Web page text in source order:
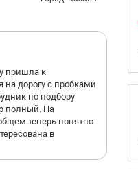
пришла к
на дорогу с пробками
по подбору
полный. На
теперь понятно
в